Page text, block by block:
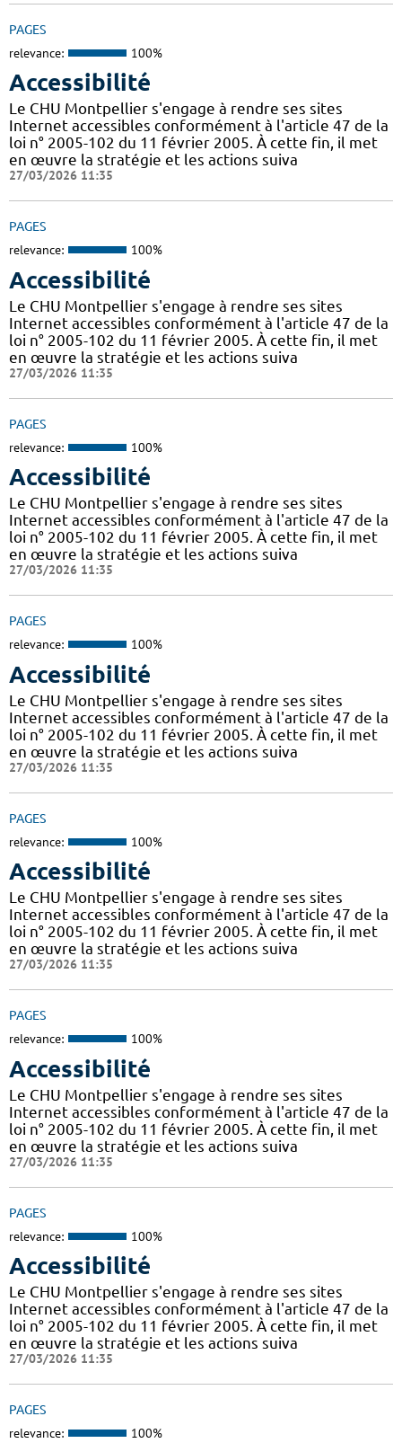
PAGES
relevance: 100%
Accessibilité
Le CHU Montpellier s'engage à rendre ses sites
Internet accessibles conformément à l'article 47 de la
loi n° 2005-102 du 11 février 2005. À cette fin, il met
en œuvre la stratégie et les actions suiva
27/03/2026 11:35
PAGES
relevance: 100%
Accessibilité
Le CHU Montpellier s'engage à rendre ses sites
Internet accessibles conformément à l'article 47 de la
loi n° 2005-102 du 11 février 2005. À cette fin, il met
en œuvre la stratégie et les actions suiva
27/03/2026 11:35
PAGES
relevance: 100%
Accessibilité
Le CHU Montpellier s'engage à rendre ses sites
Internet accessibles conformément à l'article 47 de la
loi n° 2005-102 du 11 février 2005. À cette fin, il met
en œuvre la stratégie et les actions suiva
27/03/2026 11:35
PAGES
relevance: 100%
Accessibilité
Le CHU Montpellier s'engage à rendre ses sites
Internet accessibles conformément à l'article 47 de la
loi n° 2005-102 du 11 février 2005. À cette fin, il met
en œuvre la stratégie et les actions suiva
27/03/2026 11:35
PAGES
relevance: 100%
Accessibilité
Le CHU Montpellier s'engage à rendre ses sites
Internet accessibles conformément à l'article 47 de la
loi n° 2005-102 du 11 février 2005. À cette fin, il met
en œuvre la stratégie et les actions suiva
27/03/2026 11:35
PAGES
relevance: 100%
Accessibilité
Le CHU Montpellier s'engage à rendre ses sites
Internet accessibles conformément à l'article 47 de la
loi n° 2005-102 du 11 février 2005. À cette fin, il met
en œuvre la stratégie et les actions suiva
27/03/2026 11:35
PAGES
relevance: 100%
Accessibilité
Le CHU Montpellier s'engage à rendre ses sites
Internet accessibles conformément à l'article 47 de la
loi n° 2005-102 du 11 février 2005. À cette fin, il met
en œuvre la stratégie et les actions suiva
27/03/2026 11:35
PAGES
relevance: 100%